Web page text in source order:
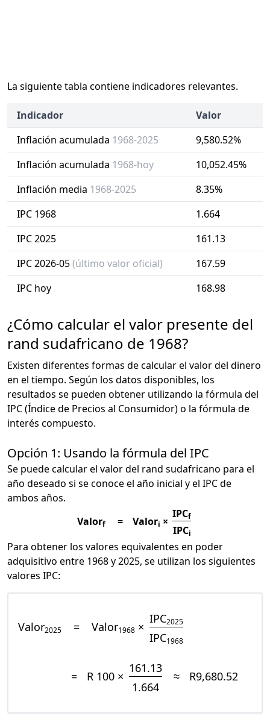
La siguiente tabla contiene indicadores relevantes.
Indicador
Valor
Inflación acumulada 1968-2025
9,580.52%
Inflación acumulada 1968-hoy
10,052.45%
Inflación media 1968-2025
8.35%
IPC 1968
1.664
IPC 2025
161.13
IPC 2026-05(último valor oficial)
167.59
IPC hoy
168.98
¿Cómo calcular el valor presente del
rand sudafricano de 1968?
Existen diferentes formas de calcular el valor del dinero
en el tiempo. Según los datos disponibles, los
resultados se pueden obtener utilizando la fórmula del
IPC (Índice de Precios al Consumidor) o la fórmula de
interés compuesto.
Opción 1: Usando la fórmula del IPC
Se puede calcular el valor del rand sudafricano para el
año deseado si se conoce el año inicial y el IPC de
ambos años.
Valorf = Valori ×
IPCf
IPCi
Para obtener los valores equivalentes en poder
adquisitivo entre 1968 y 2025, se utilizan los siguientes
valores IPC:
Valor2025 = Valor1968 ×
IPC2025
IPC1968
= R 100 ×
161.13
1.664
≈ R9,680.52